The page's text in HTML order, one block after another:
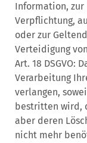
Information,
Verpflichtung,
oder zur
Verteidigung
Art. 18 DSGVO:
Verarbeitung
verlangen,
bestritten wird,
aber deren
nicht mehr